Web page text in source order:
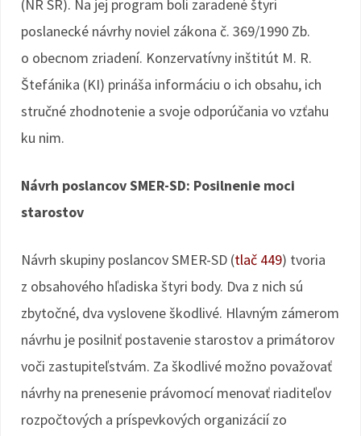
(NR SR). Na jej program boli zaradené štyri
poslanecké návrhy noviel zákona č. 369/1990 Zb.
o obecnom zriadení. Konzervatívny inštitút M. R.
Štefánika (KI) prináša informáciu o ich obsahu, ich
stručné zhodnotenie a svoje odporúčania vo vzťahu
ku nim.
Návrh poslancov SMER-SD: Posilnenie moci
starostov
Návrh skupiny poslancov SMER-SD (tlač 449) tvoria
z obsahového hľadiska štyri body. Dva z nich sú
zbytočné, dva vyslovene škodlivé. Hlavným zámerom
návrhu je posilniť postavenie starostov a primátorov
voči zastupiteľstvám. Za škodlivé možno považovať
návrhy na prenesenie právomocí menovať riaditeľov
rozpočtových a príspevkových organizácií zo